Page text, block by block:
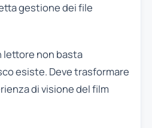
gestione dei file
lettore non basta
esiste. Deve trasformare
di visione del film